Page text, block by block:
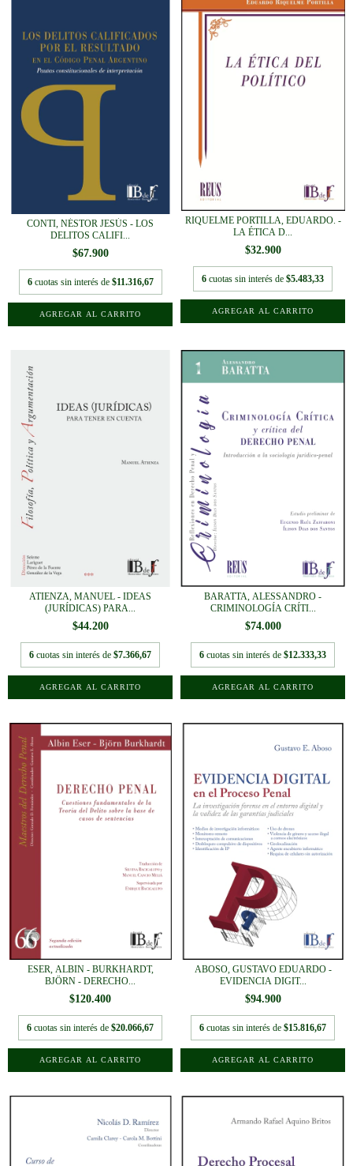
CONTI, NÉSTOR JESÚS - LOS
DELITOS CALIFI...
$67.900
6 cuotas sin interés de $11.316,67
RIQUELME PORTILLA, EDUARDO. -
LA ÉTICA D...
$32.900
6 cuotas sin interés de $5.483,33
ATIENZA, MANUEL - IDEAS
(JURÍDICAS) PARA...
$44.200
6 cuotas sin interés de $7.366,67
BARATTA, ALESSANDRO -
CRIMINOLOGÍA CRÍTI...
$74.000
6 cuotas sin interés de $12.333,33
ESER, ALBIN - BURKHARDT,
BJÖRN - DERECHO...
$120.400
6 cuotas sin interés de $20.066,67
ABOSO, GUSTAVO EDUARDO -
EVIDENCIA DIGIT...
$94.900
6 cuotas sin interés de $15.816,67